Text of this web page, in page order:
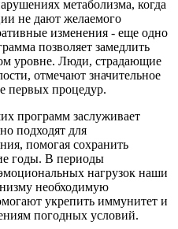
метаболизма, когда
не дают желаемого
изменения - еще одно
позволяет замедлить
уровне. Люди, страдающие
отмечают значительное
первых процедур.
программ заслуживает
подходят для
помогая сохранить
годы. В периоды
нагрузок наши
необходимую
укрепить иммунитет и
погодных условий.